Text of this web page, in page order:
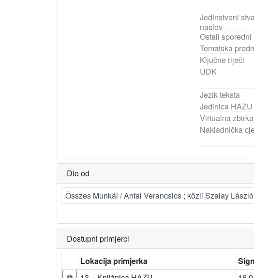
Jedinstveni
naslov
Ostali sporedni
Tematska
Ključne riječi
UDK
Jezik teksta
Jedinica HAZU
Virtualna zbirka
Nakladnička
Dio od
Összes Munkái / Antal Verancsics ; közli Szalay László
Dostupni primjerci
Lokacija primjerka